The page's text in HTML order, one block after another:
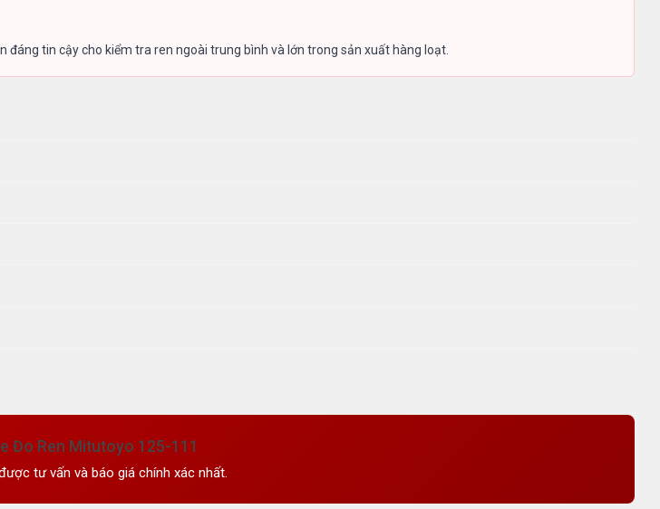
tin cậy cho kiểm tra ren ngoài trung bình và lớn trong sản xuất hàng loạt.
Đo Ren Mitutoyo 125-111
tư vấn và báo giá chính xác nhất.